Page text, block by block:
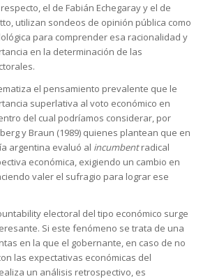
el de Fabián Echegaray y el de
utilizan sondeos de opinión pública como
para comprender esa racionalidad y
en la determinación de las
el pensamiento prevalente que le
superlativa al voto económico en
del cual podríamos considerar, por
y Braun (1989) quienes plantean que en
argentina evaluó al incumbentradical
económica, exigiendo un cambio en
valer el sufragio para lograr ese
electoral del tipo económico surge
Si este fenómeno se trata de una
en la que el gobernante, en caso de no
las expectativas económicas del
un análisis retrospectivo, es